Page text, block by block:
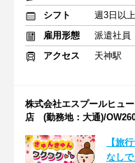
シフト
週3日以
雇用形態
派遣社員
アクセス
天神駅
株式会社エスプールヒュ
店 (勤務地：大通)/
【旅
なし